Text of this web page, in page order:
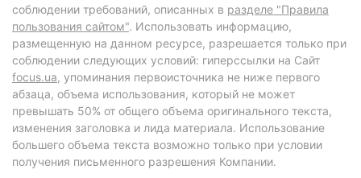
соблюдении требований, описанных в разделе "Правила
пользования сайтом". Использовать информацию,
размещенную на данном ресурсе, разрешается только при
соблюдении следующих условий: гиперссылки на Сайт
focus.ua, упоминания первоисточника не ниже первого
абзаца, объема использования, который не может
превышать 50% от общего объема оригинального текста,
изменения заголовка и лида материала. Использование
большего объема текста возможно только при условии
получения письменного разрешения Компании.